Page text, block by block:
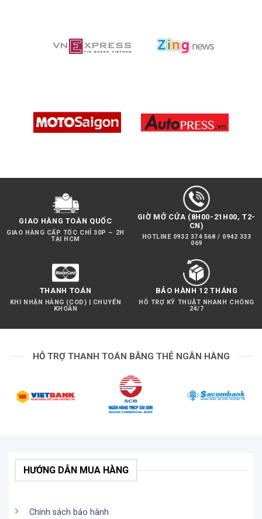
GIAO HÀNG TOÀN QUỐC
GIAO HÀNG CẤP TỐC CHỈ 30P – 2H
TẠI HCM
GIỜ MỞ CỬA (8H00-21H00, T2-
CN)
HOTLINE 0932 374 568 / 0942 333
069
THANH TOÁN
KHI NHẬN HÀNG (COD) | CHUYỂN
KHOẢN
BẢO HÀNH 12 THÁNG
HỖ TRỢ KỸ THUẬT NHANH CHÓNG
24/7
HỖ TRỢ THANH TOÁN BẰNG THẺ NGÂN HÀNG
HƯỚNG DẪN MUA HÀNG
Chính sách bảo hành